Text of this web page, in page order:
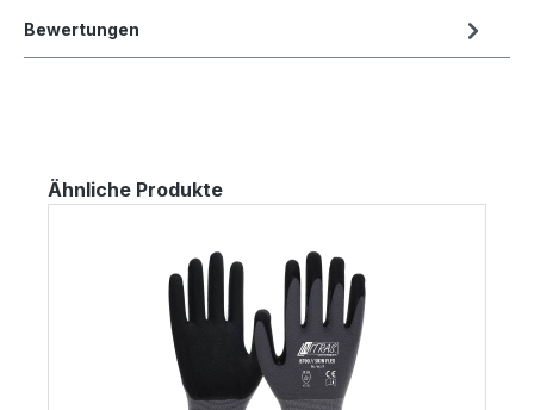
Bewertungen
Produktgalerie überspringen
Ähnliche Produkte